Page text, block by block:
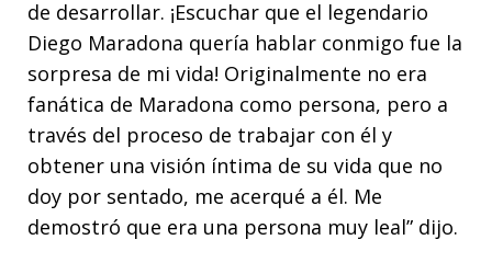
de desarrollar. ¡Escuchar que el legendario
Diego Maradona quería hablar conmigo fue la
sorpresa de mi vida! Originalmente no era
fanática de Maradona como persona, pero a
través del proceso de trabajar con él y
obtener una visión íntima de su vida que no
doy por sentado, me acerqué a él. Me
demostró que era una persona muy leal” dijo.